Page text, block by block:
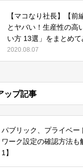
【マコなり社長】【前
とヤバい！生産性の高
い方 13選」をまとめて
2020.08.07
ップ記事
パブリック、プライベー
ワーク設定の確認方法も
1】